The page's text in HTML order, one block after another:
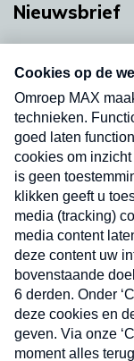
Nieuwsbrief
nieuwsbrief.
uw mailbox.
Nieuwsbrief
Neem hier een